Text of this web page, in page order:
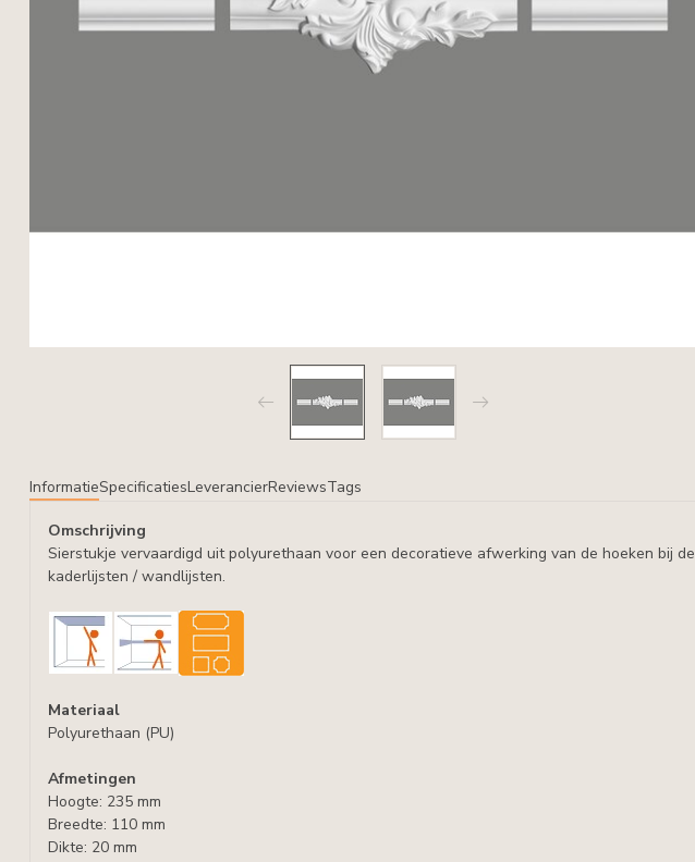
InformatieSpecificatiesLeverancierReviewsTags
Omschrijving
Sierstukje vervaardigd uit polyurethaan voor een decoratieve afwerking van de hoeken bij de
kaderlijsten / wandlijsten.
Materiaal
Polyurethaan (PU)
Afmetingen
Hoogte: 235 mm
Breedte: 110 mm
Dikte: 20 mm